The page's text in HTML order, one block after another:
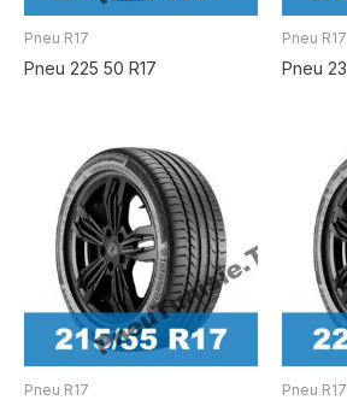
Pneu R17
Pneu 225 50 R17
Pneu R17
Pneu
Pneu R17 Pneu R17